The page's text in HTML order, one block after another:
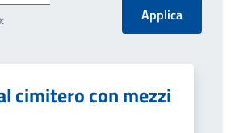
cimitero con mezzi